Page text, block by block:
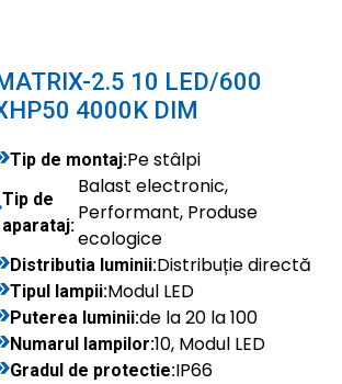
2.5 10 LED/600
4000K DIM
Tip de montaj:Pe stâlpi
Tip de
aparataj:
Balast electronic,
Performant, Produse
ecologice
Distributia luminii:Distribuție directă
Tipul lampii:Modul LED
Puterea luminii:de la 20 la 100
Numarul lampilor:10, Modul LED
Gradul de protectie:IP66